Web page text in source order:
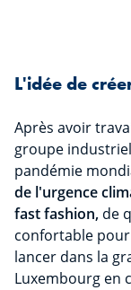
L'idée de
Après avoir
groupe
pandémie
de l'urgence
fast fashion, de
confortable
lancer dans la
Luxembourg en